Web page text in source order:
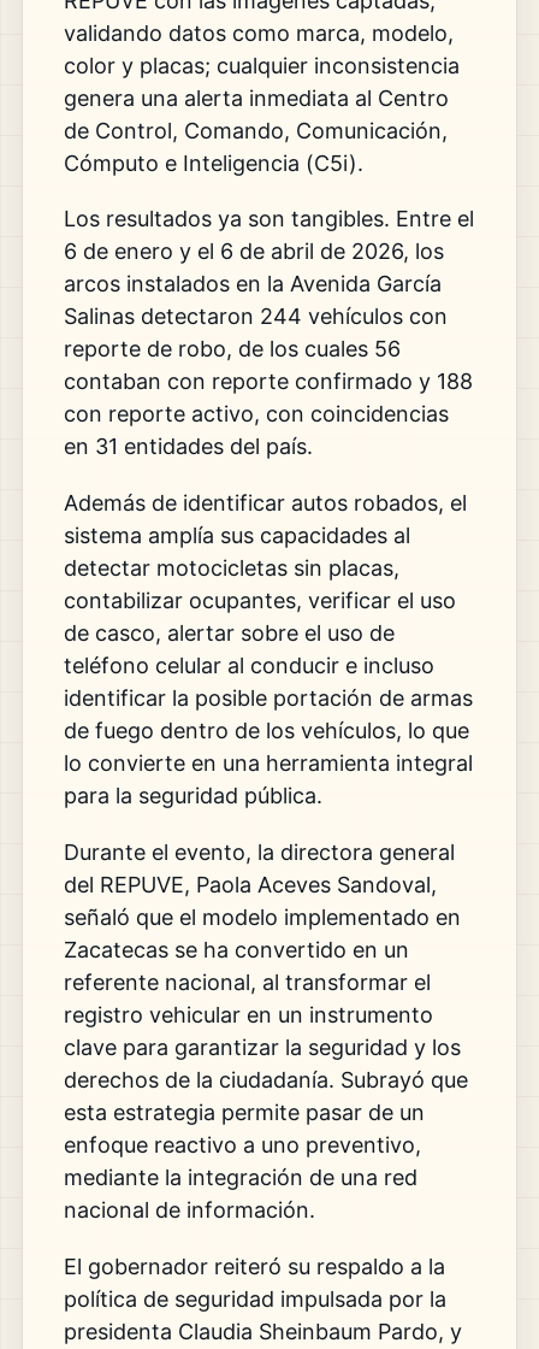
validando datos como marca, modelo,
color y placas; cualquier inconsistencia
genera una alerta inmediata al Centro
de Control, Comando, Comunicación,
Cómputo e Inteligencia (C5i).
Los resultados ya son tangibles. Entre el
6 de enero y el 6 de abril de 2026, los
arcos instalados en la Avenida García
Salinas detectaron 244 vehículos con
reporte de robo, de los cuales 56
contaban con reporte confirmado y 188
con reporte activo, con coincidencias
en 31 entidades del país.
Además de identificar autos robados, el
sistema amplía sus capacidades al
detectar motocicletas sin placas,
contabilizar ocupantes, verificar el uso
de casco, alertar sobre el uso de
teléfono celular al conducir e incluso
identificar la posible portación de armas
de fuego dentro de los vehículos, lo que
lo convierte en una herramienta integral
para la seguridad pública.
Durante el evento, la directora general
del REPUVE, Paola Aceves Sandoval,
señaló que el modelo implementado en
Zacatecas se ha convertido en un
referente nacional, al transformar el
registro vehicular en un instrumento
clave para garantizar la seguridad y los
derechos de la ciudadanía. Subrayó que
esta estrategia permite pasar de un
enfoque reactivo a uno preventivo,
mediante la integración de una red
nacional de información.
El gobernador reiteró su respaldo a la
política de seguridad impulsada por la
presidenta Claudia Sheinbaum Pardo, y